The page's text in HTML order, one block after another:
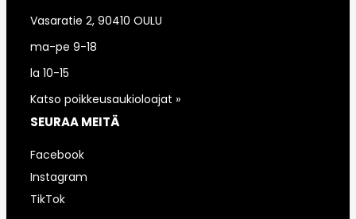
Vasaratie 2, 90410 OULU
ma-pe 9-18
la 10-15
Katso poikkeusaukioloajat »
SEURAA MEITÄ
Facebook
Instagram
TikTok